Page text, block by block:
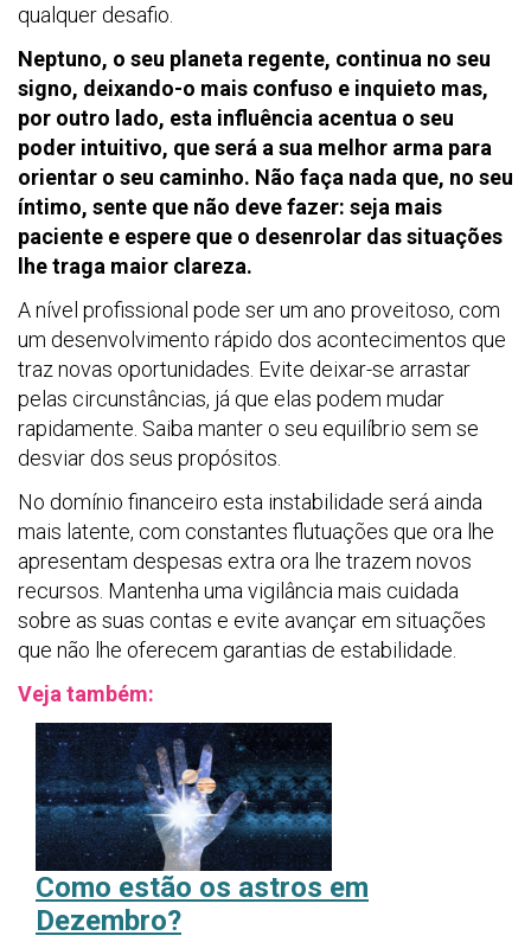
qualquer desafio.
Neptuno, o seu planeta regente, continua no seu
signo, deixando-o mais confuso e inquieto mas,
por outro lado, esta influência acentua o seu
poder intuitivo, que será a sua melhor arma para
orientar o seu caminho. Não faça nada que, no seu
íntimo, sente que não deve fazer: seja mais
paciente e espere que o desenrolar das situações
lhe traga maior clareza.
A nível profissional pode ser um ano proveitoso, com
um desenvolvimento rápido dos acontecimentos que
traz novas oportunidades. Evite deixar-se arrastar
pelas circunstâncias, já que elas podem mudar
rapidamente. Saiba manter o seu equilíbrio sem se
desviar dos seus propósitos.
No domínio financeiro esta instabilidade será ainda
mais latente, com constantes flutuações que ora lhe
apresentam despesas extra ora lhe trazem novos
recursos. Mantenha uma vigilância mais cuidada
sobre as suas contas e evite avançar em situações
que não lhe oferecem garantias de estabilidade.
Veja também:
Como estão os astros em
Dezembro?